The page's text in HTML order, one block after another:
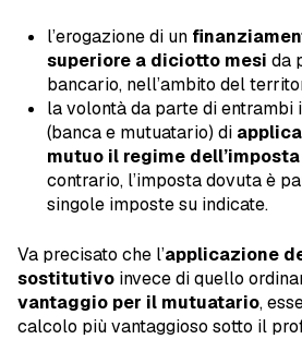
l’erogazione di un
superiore a diciotto mesida
bancario, nell’ambito del
la volontà da parte di entrambi
(banca e mutuatario) di
mutuo il regime
contrario, l’imposta dovuta è
singole imposte su indicate.
Va precisato che l’applicazione
sostitutivo invece di quello
vantaggio per il mutuatario,
calcolo più vantaggioso sotto il